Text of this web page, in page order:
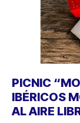
PICNIC
IBÉRICOS
AL AIRE